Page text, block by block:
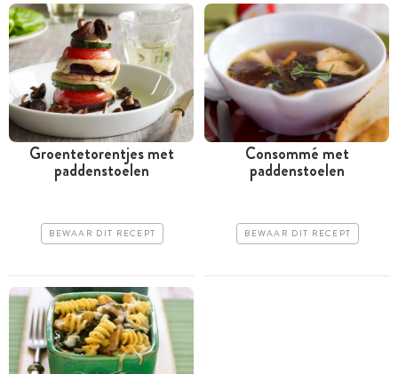
Groentetorentjes met
paddenstoelen
BEWAAR DIT RECEPT
Consommé met
paddenstoelen
BEWAAR DIT RECEPT